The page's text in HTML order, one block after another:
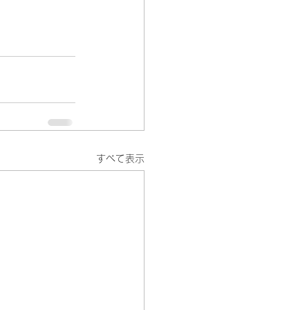
すべて表示